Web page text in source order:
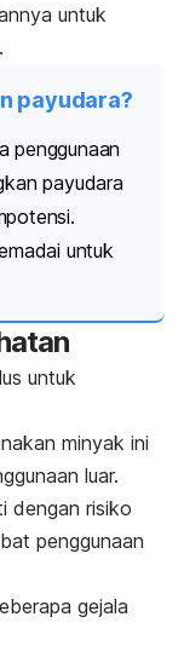
untuk
.
payudara?
penggunaan
payudara
untuk
untuk
minyak ini
luar.
dengan risiko
penggunaan
gejala